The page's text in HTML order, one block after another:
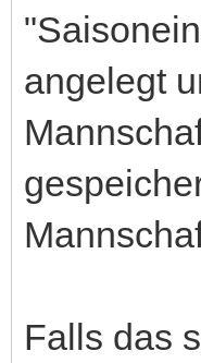
angelegt
Falls das